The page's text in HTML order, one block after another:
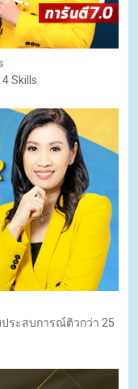
Skills
ประสบการณ์ติวกว่า 25